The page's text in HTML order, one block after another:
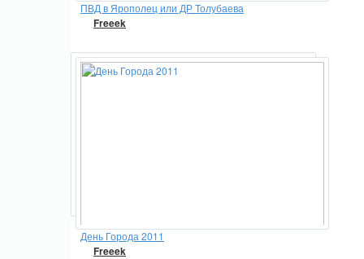
ПВД в Ярополец или ДР Толубаева
Freeek
День Города 2011
Freeek